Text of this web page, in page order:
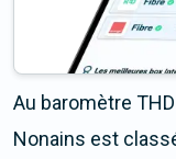
Au baromètre
Nonains est